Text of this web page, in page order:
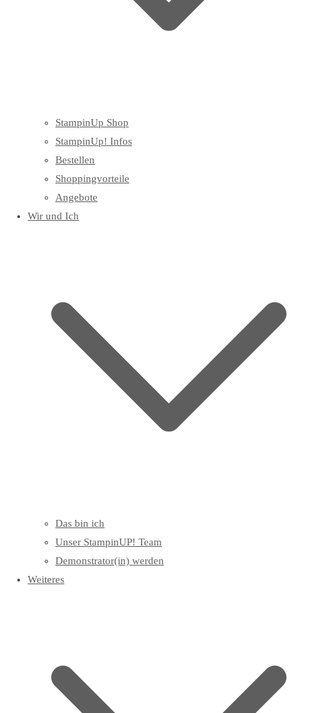
StampinUp Shop
StampinUp! Infos
Bestellen
Shoppingvorteile
Angebote
Wir und Ich
Das bin ich
Unser StampinUP! Team
Demonstrator(in) werden
Weiteres